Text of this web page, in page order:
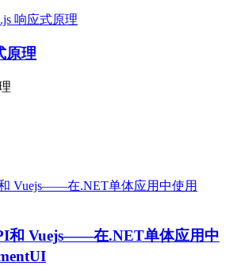
原理
和 Vuejs——在.NET单体应用中